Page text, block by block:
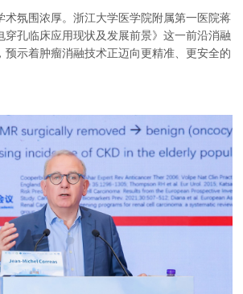
术氛围浓厚。浙江大学医学院附属第一医院蒋
穿孔临床应用现状及发展前景》这一前沿消融
预示着肿瘤消融技术正迈向更精准、更安全的